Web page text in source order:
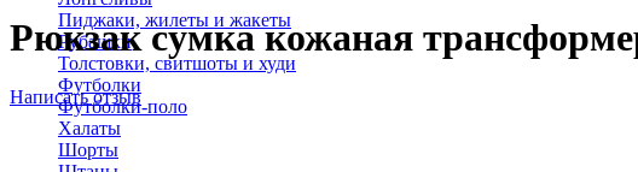
Пиджаки, жилеты и жакеты
Рубашки
Толстовки, свитшоты и худи
Футболки
Футболки-поло
Халаты
Шорты
Рюкзак сумка кожаная
Написать отзыв